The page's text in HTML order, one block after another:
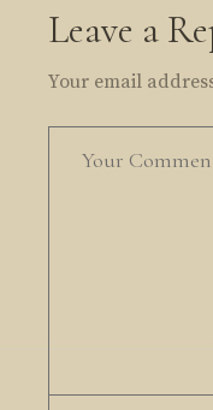
Leave a
Your email